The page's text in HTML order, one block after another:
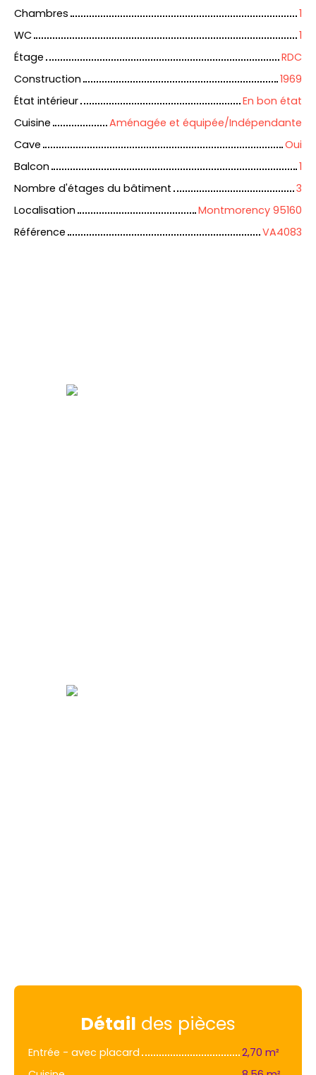
Chambres
1
WC
1
Étage
RDC
Construction
1969
État intérieur
En bon état
Cuisine
Aménagée et équipée/Indépendante
Cave
Oui
Balcon
1
Nombre d'étages du bâtiment
3
Localisation
Montmorency 95160
Référence
VA4083
Détail des pièces
Entrée - avec placard
2,70 m²